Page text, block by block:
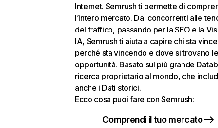
Internet. Semrush ti permette di
l’intero mercato. Dai concorrenti alle
del traffico, passando per la SEO e la
IA, Semrush ti aiuta a capire chi sta
perché sta vincendo e dove si trovano
opportunità. Basato sul più grande
ricerca proprietario al mondo, che
anche i Dati storici.
Ecco cosa puoi fare con Semrush:
Comprendi il tuo mercato